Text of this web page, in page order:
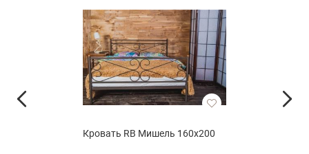
Кровать RB Мишель 160х200